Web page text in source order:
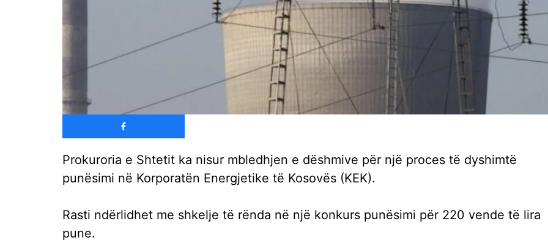
Prokuroria e Shtetit ka nisur mbledhjen e dëshmive për një proces të dyshimtë
punësimi në Korporatën Energjetike të Kosovës (KEK).
Rasti ndërlidhet me shkelje të rënda në një konkurs punësimi për 220 vende të lira
pune.